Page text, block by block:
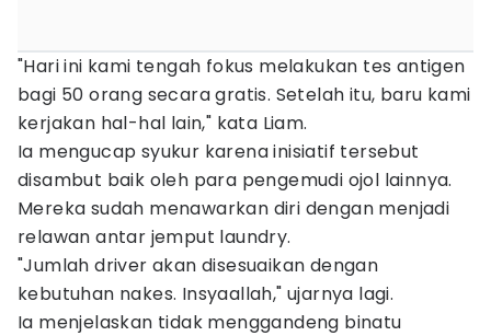
"Hari ini kami tengah fokus melakukan tes antigen
bagi 50 orang secara gratis. Setelah itu, baru kami
kerjakan hal-hal lain," kata Liam.
Ia mengucap syukur karena inisiatif tersebut
disambut baik oleh para pengemudi ojol lainnya.
Mereka sudah menawarkan diri dengan menjadi
relawan antar jemput laundry.
"Jumlah driver akan disesuaikan dengan
kebutuhan nakes. Insyaallah," ujarnya lagi.
Ia menjelaskan tidak menggandeng binatu